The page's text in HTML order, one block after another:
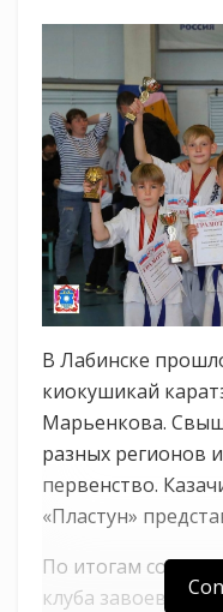
В Лабинске
киокушикай
Марьенкова.
разных регионов
первенство.
«Пластун»
По итогам
клуба завоевали